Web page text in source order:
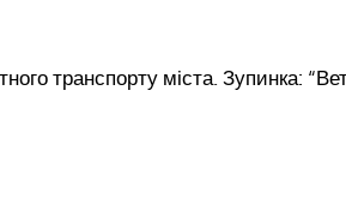
транспорту міста. Зупинка: